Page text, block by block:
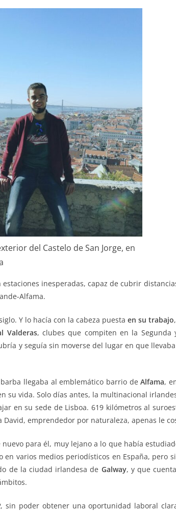
del Castelo de San Jorge, en
inesperadas, capaz de cubrir
Alfama.
Y lo hacía con la cabeza puesta en su trabajo
Valderas, clubes que compiten en la Segunda
y seguía sin moverse del lugar en que
llegaba al emblemático barrio deAlfama,
su vida. Solo días antes, la multinacional
en su sede de Lisboa. 619 kilómetros al
emprendedor por naturaleza, apenas le
para él, muy lejano a lo que había
en varios medios periodísticos en España, pero
de la ciudad irlandesa de Galway, y que
, sin poder obtener una oportunidad laboral